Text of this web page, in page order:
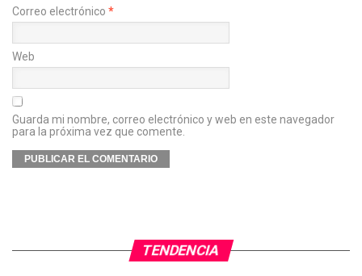
Correo electrónico *
Web
Guarda mi nombre, correo electrónico y web en este navegador
para la próxima vez que comente.
TENDENCIA